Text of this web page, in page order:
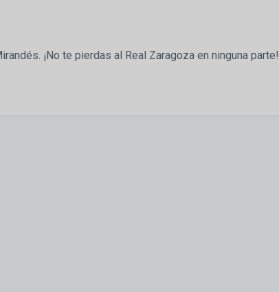
¡No te pierdas al Real Zaragoza en ninguna parte!